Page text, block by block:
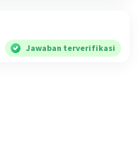
Jawaban terverifikasi